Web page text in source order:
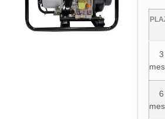
3
6